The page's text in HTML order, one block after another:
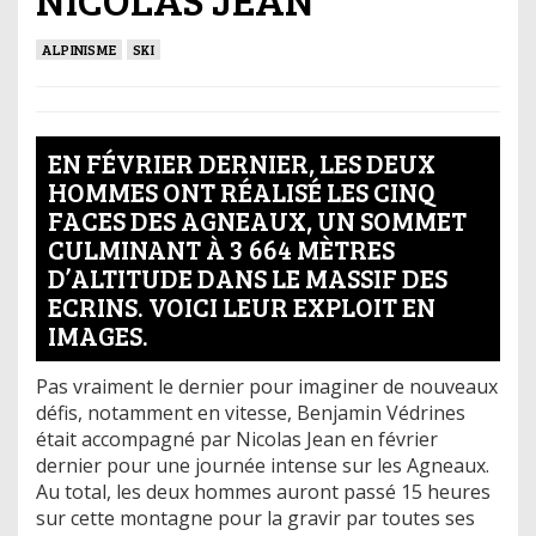
ALPINISME SKI
EN FÉVRIER DERNIER, LES DEUX
HOMMES ONT RÉALISÉ LES CINQ
FACES DES AGNEAUX, UN SOMMET
CULMINANT À 3 664 MÈTRES
D’ALTITUDE DANS LE MASSIF DES
ECRINS. VOICI LEUR EXPLOIT EN
IMAGES.
Pas vraiment le dernier pour imaginer de nouveaux
défis, notamment en vitesse, Benjamin Védrines
était accompagné par Nicolas Jean en février
dernier pour une journée intense sur les Agneaux.
Au total, les deux hommes auront passé 15 heures
sur cette montagne pour la gravir par toutes ses